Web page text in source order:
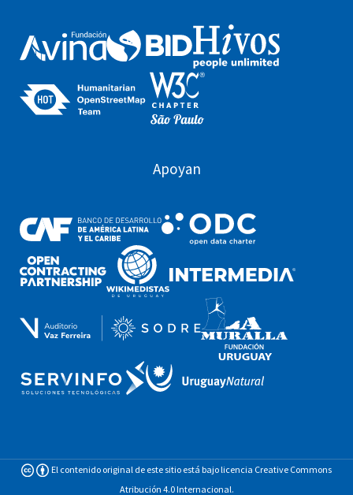
Apoyan
El contenido original de este sitio está bajo licencia Creative Commons
Atribución 4.0 Internacional.